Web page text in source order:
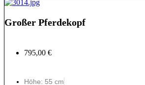
Großer Pferdekopf
795,00 €
Höhe: 55 cm